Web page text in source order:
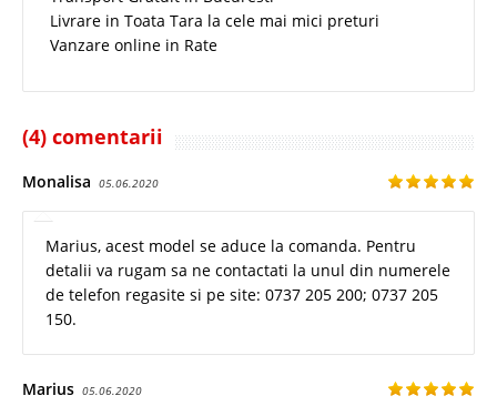
Livrare in Toata Tara la cele mai mici preturi
Vanzare online in Rate
(4) comentarii
Monalisa 05.06.2020
Marius, acest model se aduce la comanda. Pentru
detalii va rugam sa ne contactati la unul din numerele
de telefon regasite si pe site: 0737 205 200; 0737 205
150.
Marius 05.06.2020